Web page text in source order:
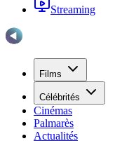
Streaming
Films
Célébrités
Cinémas
Palmarès
Actualités